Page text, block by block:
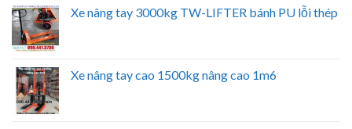
Xe nâng tay 3000kg TW-LIFTER bánh PU lỗi thép
Xe nâng tay cao 1500kg nâng cao 1m6